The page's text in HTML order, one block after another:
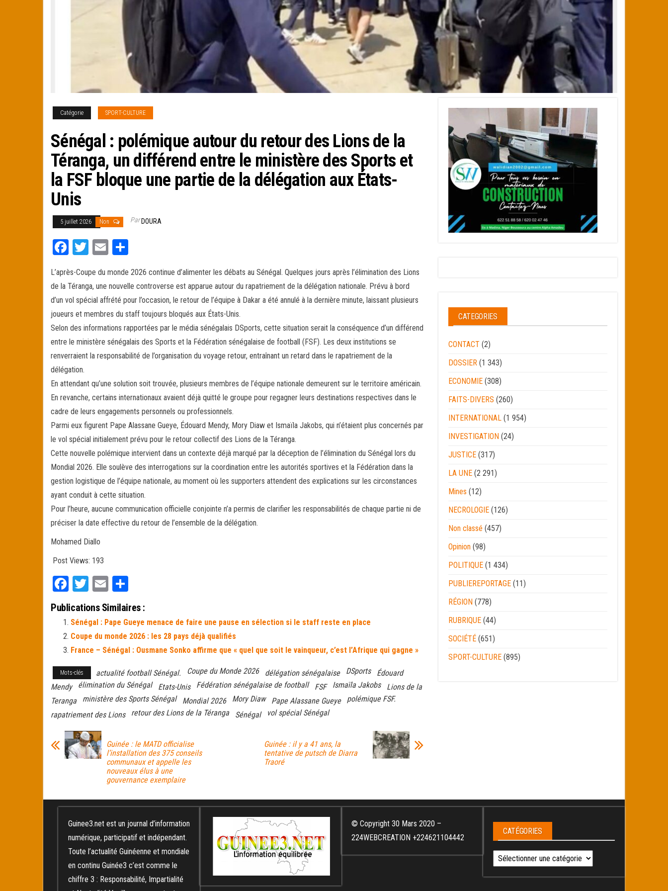
Catégorie SPORT-CULTURE
Sénégal : polémique autour du retour des Lions de la
Téranga, un différend entre le ministère des Sports et
la FSF bloque une partie de la délégation aux États-
Unis
5 juillet 2026 Non ParDOURA
Fa
bo
ok
T
tt
er
E
ail ag
er
L’après-Coupe du monde 2026 continue d’alimenter les débats au Sénégal. Quelques jours après l’élimination des Lions
de la Téranga, une nouvelle controverse est apparue autour du rapatriement de la délégation nationale. Prévu à bord
d’un vol spécial affrété pour l’occasion, le retour de l’équipe à Dakar a été annulé à la dernière minute, laissant plusieurs
joueurs et membres du staff toujours bloqués aux États-Unis.
Selon des informations rapportées par le média sénégalais DSports, cette situation serait la conséquence d’un différend
entre le ministère sénégalais des Sports et la Fédération sénégalaise de football (FSF). Les deux institutions se
renverraient la responsabilité de l’organisation du voyage retour, entraînant un retard dans le rapatriement de la
délégation.
En attendant qu’une solution soit trouvée, plusieurs membres de l’équipe nationale demeurent sur le territoire américain.
En revanche, certains internationaux avaient déjà quitté le groupe pour regagner leurs destinations respectives dans le
cadre de leurs engagements personnels ou professionnels.
Parmi eux figurent Pape Alassane Gueye, Édouard Mendy, Mory Diaw et Ismaïla Jakobs, qui n’étaient plus concernés par
le vol spécial initialement prévu pour le retour collectif des Lions de la Téranga.
Cette nouvelle polémique intervient dans un contexte déjà marqué par la déception de l’élimination du Sénégal lors du
Mondial 2026. Elle soulève des interrogations sur la coordination entre les autorités sportives et la Fédération dans la
gestion logistique de l’équipe nationale, au moment où les supporters attendent des explications sur les circonstances
ayant conduit à cette situation.
Pour l’heure, aucune communication officielle conjointe n’a permis de clarifier les responsabilités de chaque partie ni de
préciser la date effective du retour de l’ensemble de la délégation.
Mohamed Diallo
Post Views: 193
Fa
ce
bo
ok
T
tt
er
E
m
ail ag
er
Publications Similaires :
Sénégal : Pape Gueye menace de faire une pause en sélection si le staff reste en place
Coupe du monde 2026 : les 28 pays déjà qualifiés
France – Sénégal : Ousmane Sonko affirme que « quel que soit le vainqueur, c’est l’Afrique qui gagne »
Mots-clés actualité football Sénégal. Coupe du Monde 2026 délégation sénégalaise DSports
Édouard
Mendy
élimination du Sénégal Etats-Unis Fédération sénégalaise de football FSF Ismaïla Jakobs
Lions de la
Teranga
ministère des Sports Sénégal Mondial 2026 Mory Diaw Pape Alassane Gueye
polémique FSF.
rapatriement des Lions
retour des Lions de la Téranga Sénégal vol spécial Sénégal
Guinée : le MATD officialise
l’installation des 375 conseils
communaux et appelle les
nouveaux élus à une
gouvernance exemplaire
Guinée : il y a 41 ans, la
tentative de putsch de Diarra
Traoré
CATEGORIES
CONTACT (2)
DOSSIER (1 343)
ECONOMIE (308)
FAITS-DIVERS (260)
INTERNATIONAL (1 954)
INVESTIGATION (24)
JUSTICE (317)
LA UNE (2 291)
Mines (12)
NECROLOGIE (126)
Non classé (457)
Opinion (98)
POLITIQUE (1 434)
PUBLIEREPORTAGE (11)
RÉGION (778)
RUBRIQUE (44)
SOCIÉTÉ (651)
SPORT-CULTURE (895)
Guinee3.net est un journal d’information
numérique, participatif et indépendant.
Toute l’actualité Guinéenne et mondiale
en continu Guinée3 c’est comme le
chiffre 3 : Responsabilité, Impartialité
© Copyright 30 Mars 2020 –
224WEBCREATION +224621104442
CATÉGORIES
Catégories